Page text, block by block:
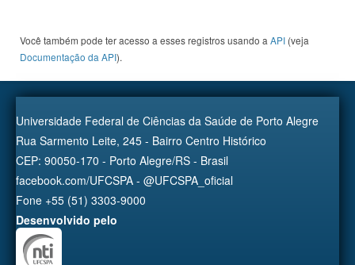
Você também pode ter acesso a esses registros usando a API (veja
Documentação da API).
Universidade Federal de Ciências da Saúde de Porto Alegre
Rua Sarmento Leite, 245 - Bairro Centro Histórico
CEP: 90050-170 - Porto Alegre/RS - Brasil
facebook.com/UFCSPA - @UFCSPA_oficial
Fone +55 (51) 3303-9000
Desenvolvido pelo